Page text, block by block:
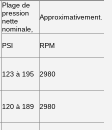
Plage de
pression
nette
nominale,
Approximativement.
PSI RPM
123 à 195 2980
120 à 189 2980